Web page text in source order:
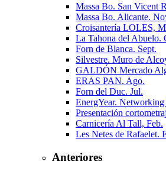
Massa Bo. San Vicent
Massa Bo. Alicante.
Croisantería LOLES,
La Tahona del Abuelo.
Forn de Blanca. Sept.
Silvestre. Muro de
GALDÓN Mercado
ERAS PAN. Ago.
Forn del Duc. Jul.
EnergYear. Networking
Presentación
Carnicería Al Tall, Feb.
Les Netes de Rafaelet.
Anteriores